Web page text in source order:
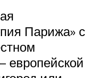
Парижа» с
европейской